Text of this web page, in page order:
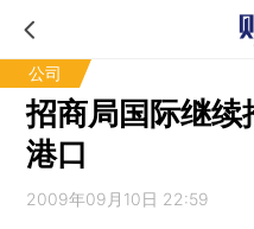
公司
招商局国际继续
港口
2009年09月10日 22:59